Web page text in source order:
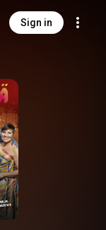
Sign in